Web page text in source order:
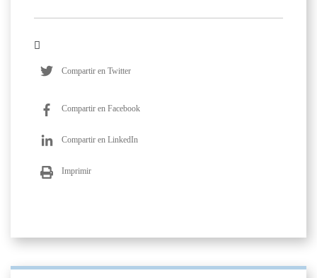
Compartir en Twitter
Compartir en Facebook
Compartir en LinkedIn
Imprimir